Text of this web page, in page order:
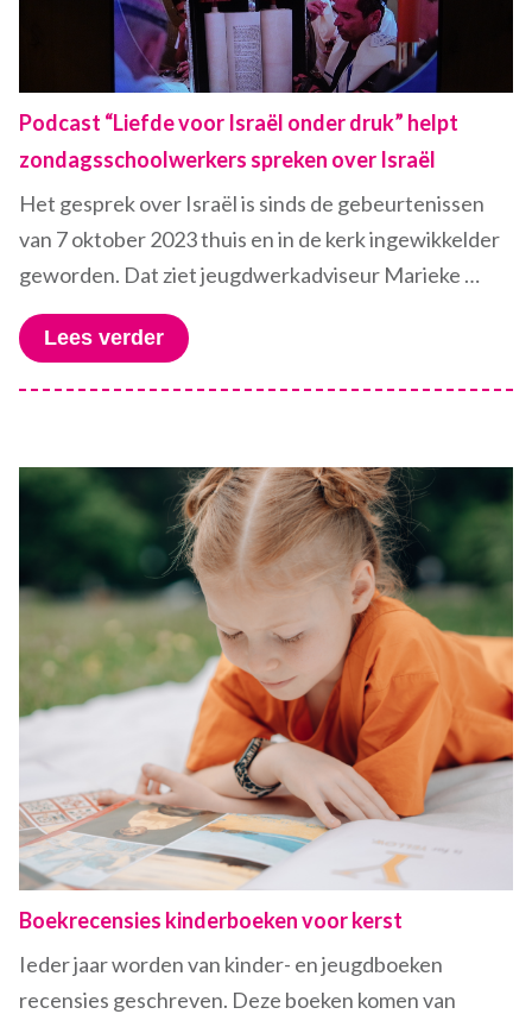
Podcast “Liefde voor Israël onder druk” helpt
zondagsschoolwerkers spreken over Israël
Het gesprek over Israël is sinds de gebeurtenissen
van 7 oktober 2023 thuis en in de kerk ingewikkelder
geworden. Dat ziet jeugdwerkadviseur Marieke …
Lees verder
Boekrecensies kinderboeken voor kerst
Ieder jaar worden van kinder- en jeugdboeken
recensies geschreven. Deze boeken komen van